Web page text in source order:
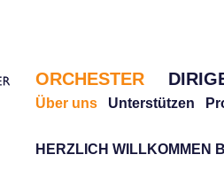
ORCHESTER
Über uns Unterstützen
HERZLICH WILLKOMMEN